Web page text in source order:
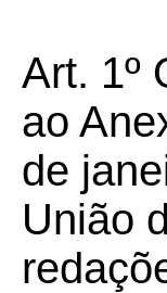
Art. 1º
ao
de
União